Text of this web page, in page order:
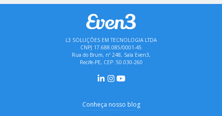
L3 SOLUÇÕES EM TECNOLOGIA LTDA
CNPJ 17.688.085/0001-45
Rua do Brum, nº 248, Sala Even3,
Recife-PE, CEP: 50.030-260
Conheça nosso blog